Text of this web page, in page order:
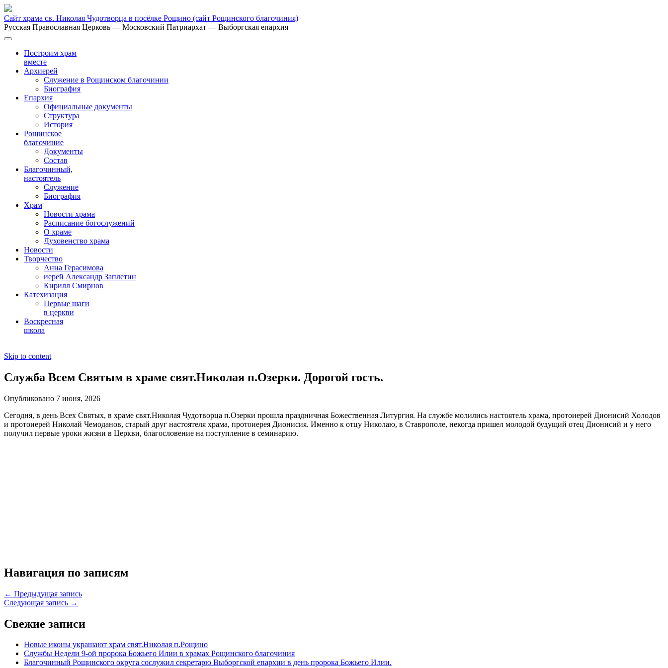
Сайт храма св. Николая Чудотворца в посёлке Рощино (сайт Рощинского благочиния)
Русская Православная Церковь — Московский Патриархат — Выборгская епархия
Построим храм
вместе
Архиерей
Служение в Рощинском благочинии
Биография
Епархия
Официальные документы
Структура
История
Рощинское
благочиние
Документы
Состав
Благочинный,
настоятель
Служение
Биография
Храм
Новости храма
Расписание богослужений
О храме
Духовенство храма
Новости
Творчество
Анна Герасимова
иерей Александр Заплетин
Кирилл Смирнов
Катехизация
Первые шаги
в церкви
Воскресная
школа
Skip to content
Служба Всем Святым в храме свят.Николая п.Озерки. Дорогой гость.
Опубликовано 7 июня, 2026
Сегодня, в день Всех Святых, в храме свят.Николая Чудотворца п.Озерки прошла праздничная Божественная Литургия. На службе молились настоятель храма, протоиерей Дионисий Холодов
и протоиерей Николай Чемоданов, старый друг настоятеля храма, протоиерея Дионисия. Именно к отцу Николаю, в Ставрополе, некогда пришел молодой будущий отец Дионисий и у него
получил первые уроки жизни в Церкви, благословение на поступление в семинарию.
Навигация по записям
← Предыдущая запись
Следующая запись →
Свежие записи
Новые иконы украшают храм свят.Николая п.Рощино
Службы Недели 9-ой пророка Божьего Илии в храмах Рощинского благочиния
Благочинный Рощинского округа сослужил секретарю Выборгской епархии в день пророка Божьего Илии.